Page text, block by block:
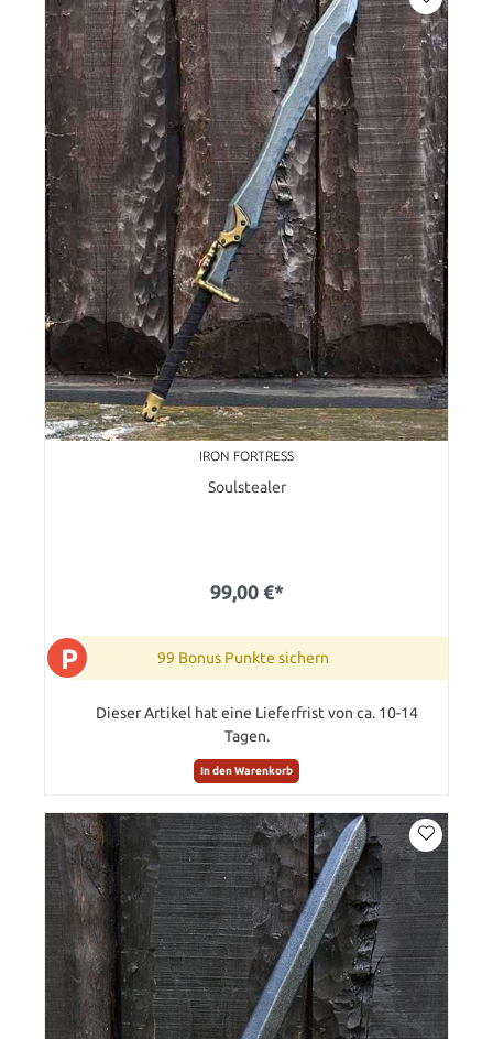
IRON FORTRESS
Soulstealer
99,00 €*
P 99 Bonus Punkte sichern
Dieser Artikel hat eine Lieferfrist von ca. 10-14
Tagen.
In den Warenkorb